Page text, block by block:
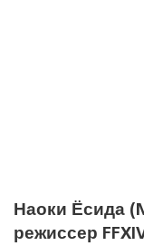
Наоки Ёсида
режиссер